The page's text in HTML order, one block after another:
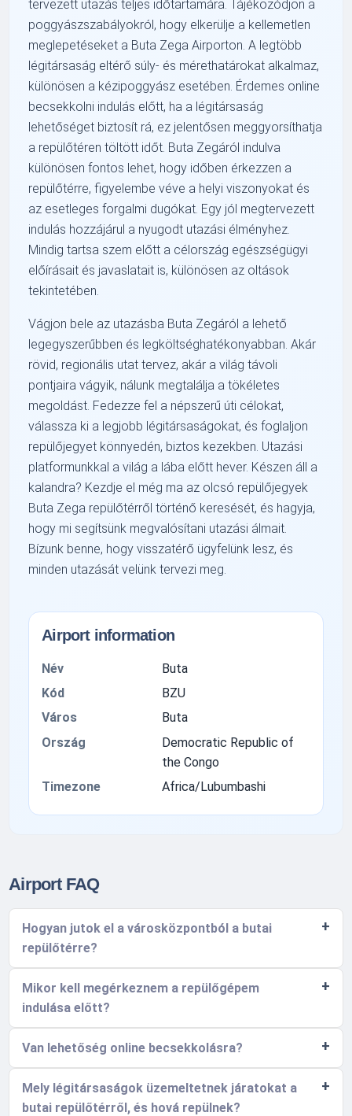
tervezett utazás teljes időtartamára. Tájékozódjon a
poggyászszabályokról, hogy elkerülje a kellemetlen
meglepetéseket a Buta Zega Airporton. A legtöbb
légitársaság eltérő súly- és mérethatárokat alkalmaz,
különösen a kézipoggyász esetében. Érdemes online
becsekkolni indulás előtt, ha a légitársaság
lehetőséget biztosít rá, ez jelentősen meggyorsíthatja
a repülőtéren töltött időt. Buta Zegáról indulva
különösen fontos lehet, hogy időben érkezzen a
repülőtérre, figyelembe véve a helyi viszonyokat és
az esetleges forgalmi dugókat. Egy jól megtervezett
indulás hozzájárul a nyugodt utazási élményhez.
Mindig tartsa szem előtt a célország egészségügyi
előírásait és javaslatait is, különösen az oltások
tekintetében.
Vágjon bele az utazásba Buta Zegáról a lehető
legegyszerűbben és legköltséghatékonyabban. Akár
rövid, regionális utat tervez, akár a világ távoli
pontjaira vágyik, nálunk megtalálja a tökéletes
megoldást. Fedezze fel a népszerű úti célokat,
válassza ki a legjobb légitársaságokat, és foglaljon
repülőjegyet könnyedén, biztos kezekben. Utazási
platformunkkal a világ a lába előtt hever. Készen áll a
kalandra? Kezdje el még ma az olcsó repülőjegyek
Buta Zega repülőtérről történő keresését, és hagyja,
hogy mi segítsünk megvalósítani utazási álmait.
Bízunk benne, hogy visszatérő ügyfelünk lesz, és
minden utazását velünk tervezi meg.
Airport information
Név
Buta
Kód
BZU
Város
Buta
Ország
Democratic Republic of
the Congo
Timezone
Africa/Lubumbashi
Airport FAQ
Hogyan jutok el a városközpontból a butai
repülőtérre?
Mikor kell megérkeznem a repülőgépem
indulása előtt?
Van lehetőség online becsekkolásra?
Mely légitársaságok üzemeltetnek járatokat a
butai repülőtérről, és hová repülnek?